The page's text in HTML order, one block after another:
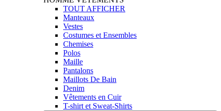
TOUT AFFICHER
Manteaux
Vestes
Costumes et Ensembles
Chemises
Polos
Maille
Pantalons
Maillots De Bain
Denim
Vêtements en Cuir
T-shirt et Sweat-Shirts